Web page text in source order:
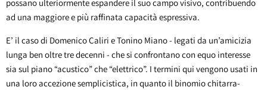
possano ulteriormente espandere il suo campo visivo, contribuendo
ad una maggiore e più raffinata capacità espressiva.
E’ il caso di Domenico Caliri e Tonino Miano - legati da un’amicizia
lunga ben oltre tre decenni - che si confrontano con equo interesse
sia sul piano “acustico” che “elettrico”. I termini qui vengono usati in
una loro accezione semplicistica, in quanto il binomio chitarra-